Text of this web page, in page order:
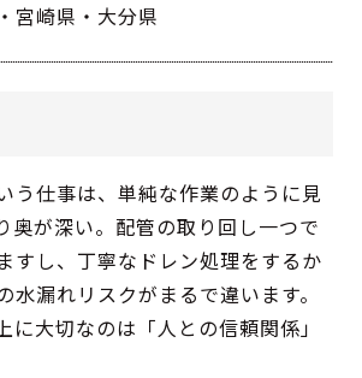
宮崎県・大分県
う仕事は、単純な作業のように見
奥が深い。配管の取り回し一つで
すし、丁寧なドレン処理をするか
水漏れリスクがまるで違います。
に大切なのは「人との信頼関係」